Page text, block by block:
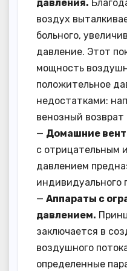
давления.
воздух
больного,
давление. Этот
мощность
положительное
недостатками:
венозный
— Домашние
с отрицательным
давлением
индивидуального
— Аппараты с
давлением.
заключается в
воздушного
определенные